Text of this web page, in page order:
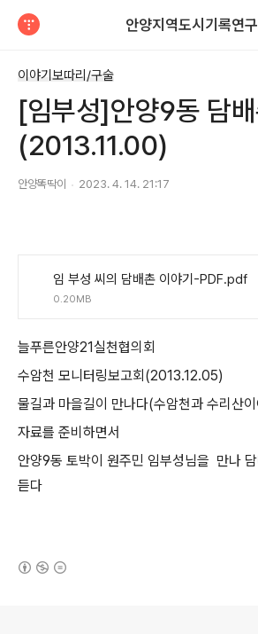
안양지역도시기록연
이야기보따리/구술
[임부성]안양9동 담배
(2013.11.00)
안양똑딱이 2023. 4. 14. 21:17
임 부성 씨의 담배촌 이야기-PDF.pdf
0.20MB
늘푸른안양21실천협의회
수암천 모니터링보고회 (2013.12.05)
물길과 마을길이 만나다(수암천과 수리산이
자료를 준비하면서
안양9동 토박이 원주민 임부성님을 만나
듣다